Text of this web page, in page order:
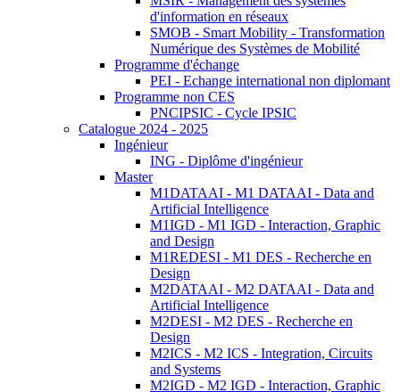
d'information en réseaux
SMOB - Smart Mobility - Transformation
Numérique des Systèmes de Mobilité
Programme d'échange
PEI - Echange international non diplomant
Programme non CES
PNCIPSIC - Cycle IPSIC
Catalogue 2024 - 2025
Ingénieur
ING - Diplôme d'ingénieur
Master
M1DATAAI - M1 DATAAI - Data and
Artificial Intelligence
M1IGD - M1 IGD - Interaction, Graphic
and Design
M1REDESI - M1 DES - Recherche en
Design
M2DATAAI - M2 DATAAI - Data and
Artificial Intelligence
M2DESI - M2 DES - Recherche en
Design
M2ICS - M2 ICS - Integration, Circuits
and Systems
M2IGD - M2 IGD - Interaction, Graphic